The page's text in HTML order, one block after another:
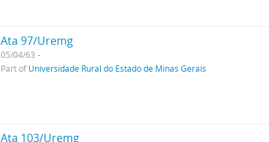
Ata 97/Uremg
05/04/63
Part ofUniversidade Rural do Estado de Minas Gerais
Ata 103/Uremg